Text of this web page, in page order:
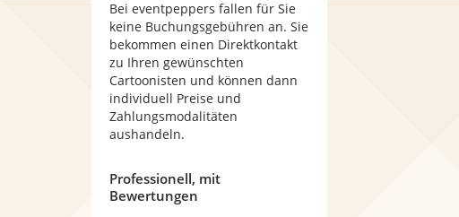
Bei eventpeppers fallen für Sie
keine Buchungsgebühren an. Sie
bekommen einen Direktkontakt
zu Ihren gewünschten
Cartoonisten und können dann
individuell Preise und
Zahlungsmodalitäten
aushandeln.
Professionell, mit
Bewertungen